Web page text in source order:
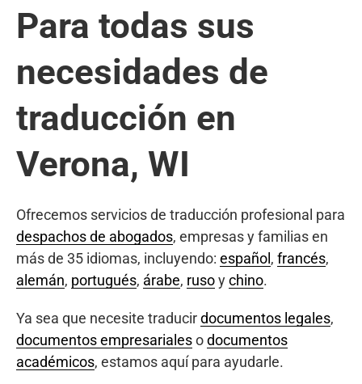
Para todas sus
necesidades de
traducción en
Verona, WI
Ofrecemos servicios de traducción profesional para
despachos de abogados, empresas y familias en
más de 35 idiomas, incluyendo: español , francés,
alemán, portugués, árabe, rusoychino.
Ya sea que necesite traducirdocumentos legales,
documentos empresarialesodocumentos
académicos, estamos aquí para ayudarle.